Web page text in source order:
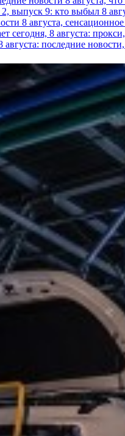
выпуск 9: кто выбыл 8
8 августа,
сегодня, 8 августа:
последние